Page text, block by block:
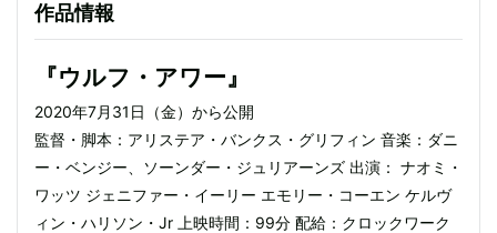
作品情報
『ウルフ・アワー』
2020年7月31日（金）から公開
監督・脚本：アリステア・バンクス・グリフィン 音楽：ダニ
ー・ベンジー、ソーンダー・ジュリアーンズ 出演： ナオミ・
ワッツ ジェニファー・イーリー エモリー・コーエン ケルヴ
ィン・ハリソン・Jr 上映時間：99分 配給：クロックワーク